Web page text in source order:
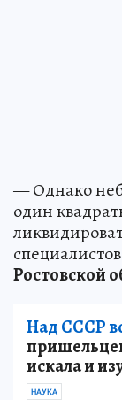
— Однако
один
Ростовской
Над СССР
искала и
НАУКА